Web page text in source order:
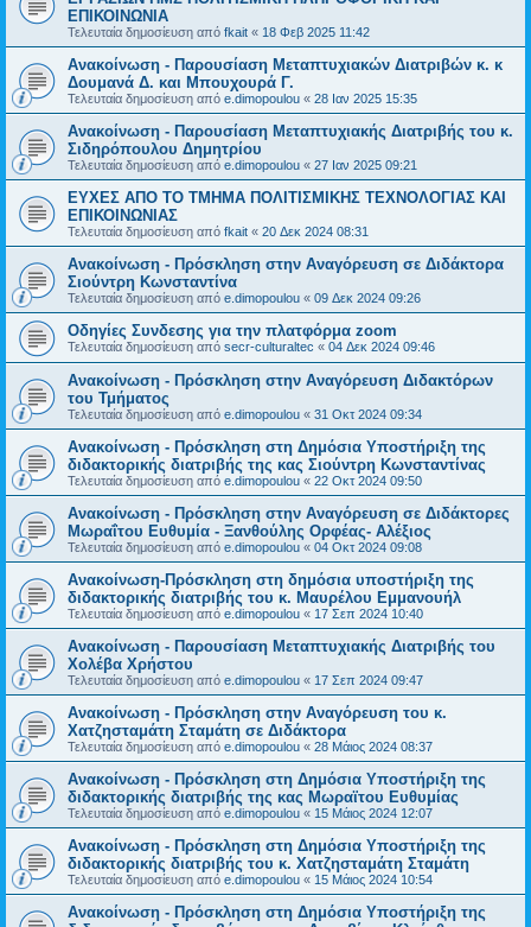
ΕΠΙΚΟΙΝΩΝΙΑ
Τελευταία δημοσίευση από fkait « 18 Φεβ 2025 11:42
Ανακοίνωση - Παρουσίαση Μεταπτυχιακών Διατριβών κ. κ
Δουμανά Δ. και Μπουχουρά Γ.
Τελευταία δημοσίευση από e.dimopoulou « 28 Ιαν 2025 15:35
Ανακοίνωση - Παρουσίαση Μεταπτυχιακής Διατριβής του κ.
Σιδηρόπουλου Δημητρίου
Τελευταία δημοσίευση από e.dimopoulou « 27 Ιαν 2025 09:21
ΕΥΧΕΣ ΑΠΟ ΤΟ ΤΜΗΜΑ ΠΟΛΙΤΙΣΜΙΚΗΣ ΤΕΧΝΟΛΟΓΙΑΣ ΚΑΙ
ΕΠΙΚΟΙΝΩΝΙΑΣ
Τελευταία δημοσίευση από fkait « 20 Δεκ 2024 08:31
Ανακοίνωση - Πρόσκληση στην Αναγόρευση σε Διδάκτορα
Σιούντρη Κωνσταντίνα
Τελευταία δημοσίευση από e.dimopoulou « 09 Δεκ 2024 09:26
Οδηγίες Συνδεσης για την πλατφόρμα zoom
Τελευταία δημοσίευση από secr-culturaltec « 04 Δεκ 2024 09:46
Ανακοίνωση - Πρόσκληση στην Αναγόρευση Διδακτόρων
του Τμήματος
Τελευταία δημοσίευση από e.dimopoulou « 31 Οκτ 2024 09:34
Ανακοίνωση - Πρόσκληση στη Δημόσια Υποστήριξη της
διδακτορικής διατριβής της κας Σιούντρη Κωνσταντίνας
Τελευταία δημοσίευση από e.dimopoulou « 22 Οκτ 2024 09:50
Ανακοίνωση - Πρόσκληση στην Αναγόρευση σε Διδάκτορες
Μωραΐτου Ευθυμία - Ξανθούλης Ορφέας- Αλέξιος
Τελευταία δημοσίευση από e.dimopoulou « 04 Οκτ 2024 09:08
Ανακοίνωση-Πρόσκληση στη δημόσια υποστήριξη της
διδακτορικής διατριβής του κ. Μαυρέλου Εμμανουήλ
Τελευταία δημοσίευση από e.dimopoulou « 17 Σεπ 2024 10:40
Ανακοίνωση - Παρουσίαση Μεταπτυχιακής Διατριβής του
Χολέβα Χρήστου
Τελευταία δημοσίευση από e.dimopoulou « 17 Σεπ 2024 09:47
Ανακοίνωση - Πρόσκληση στην Αναγόρευση του κ.
Χατζησταμάτη Σταμάτη σε Διδάκτορα
Τελευταία δημοσίευση από e.dimopoulou « 28 Μάιος 2024 08:37
Ανακοίνωση - Πρόσκληση στη Δημόσια Υποστήριξη της
διδακτορικής διατριβής της κας Μωραϊτου Ευθυμίας
Τελευταία δημοσίευση από e.dimopoulou « 15 Μάιος 2024 12:07
Ανακοίνωση - Πρόσκληση στη Δημόσια Υποστήριξη της
διδακτορικής διατριβής του κ. Χατζησταμάτη Σταμάτη
Τελευταία δημοσίευση από e.dimopoulou « 15 Μάιος 2024 10:54
Ανακοίνωση - Πρόσκληση στη Δημόσια Υποστήριξη της